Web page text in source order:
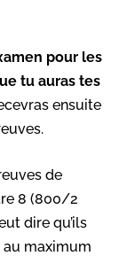
pour les
tu auras tes
ensuite
de
8 (800/2
dire qu’ils
maximum